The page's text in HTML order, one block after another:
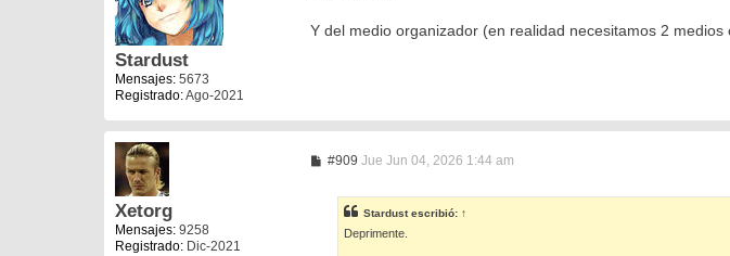
Stardust
Mensajes: 5673
Registrado:Ago-2021
j
Y del medio organizador (en realidad necesitamos 2
Xetorg
Mensajes: 9258
Registrado: Dic-2021
#909M
s
a
j
Jue Jun 04, 2026 1:44 am
Stardustescribió: ↑
Deprimente.